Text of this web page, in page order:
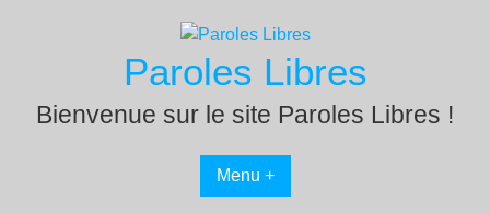
Paroles Libres
Bienvenue sur le site Paroles Libres !
Menu +